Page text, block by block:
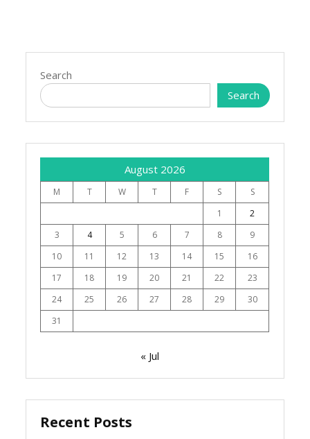
Search
Search
August 2026
M T W T F S
S
1
2
3
4 5 6 7 8
9
10
11 12 13 14 15
16
17
18 19 20 21 22
23
24
25 26 27 28 29
30
31
« Jul
Recent Posts